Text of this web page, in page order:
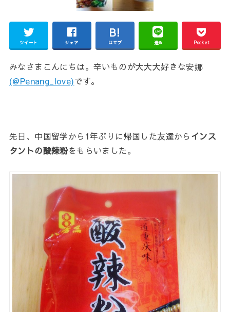
ツイート シェア はてブ 送る Pocket
みなさまこんにちは。辛いものが大大大好きな安娜
(@Penang_love)です。
先日、中国留学から1年ぶりに帰国した友達から インス
タントの酸辣粉をもらいました。